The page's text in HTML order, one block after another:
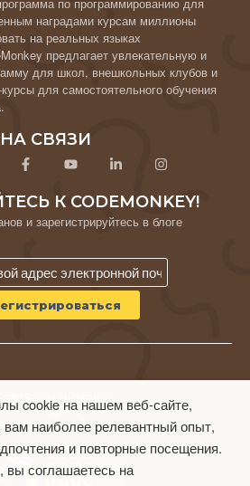
наградами курсам миллионы
на реальных языках
предлагает увлекательную и
для школ, внешкольных клубов и
для самостоятельного обучения
СВЯЗИ
К CODEMONKEY!
и зарегистрируйтесь в блоге
КОНФИДЕНЦИАЛЬНОСТИ
использования
cookie на нашем веб-сайте,
вам наиболее релевантный опыт,
и повторные посещения.
соглашаетесь на